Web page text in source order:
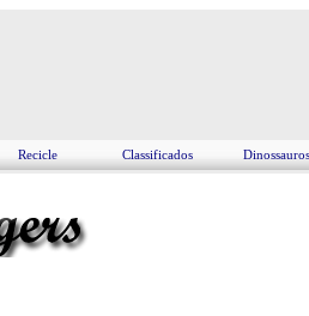
Recicle Classificados Dinossauros